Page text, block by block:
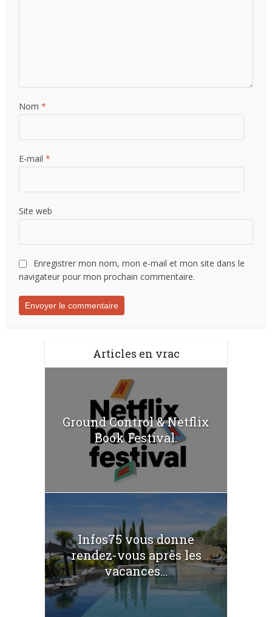
Nom*
E-mail*
Site web
Enregistrer mon nom, mon e-mail et mon site dans le
navigateur pour mon prochain commentaire.
Articles en vrac
Ground Control & Netflix
Book Festival.
Infos75 vous donne
rendez-vous après les
vacances...